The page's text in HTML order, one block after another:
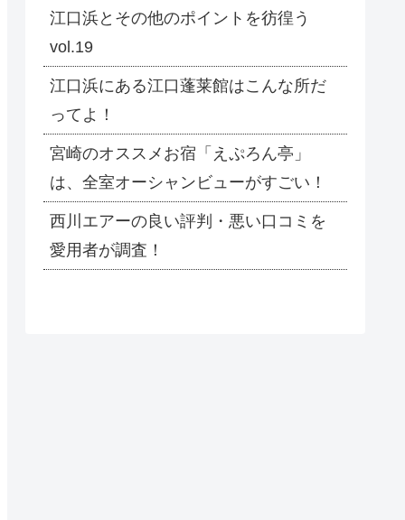
江口浜とその他のポイントを彷徨う
vol.19
江口浜にある江口蓬莱館はこんな所だ
ってよ！
宮崎のオススメお宿「えぷろん亭」
は、全室オーシャンビューがすごい！
西川エアーの良い評判・悪い口コミを
愛用者が調査！